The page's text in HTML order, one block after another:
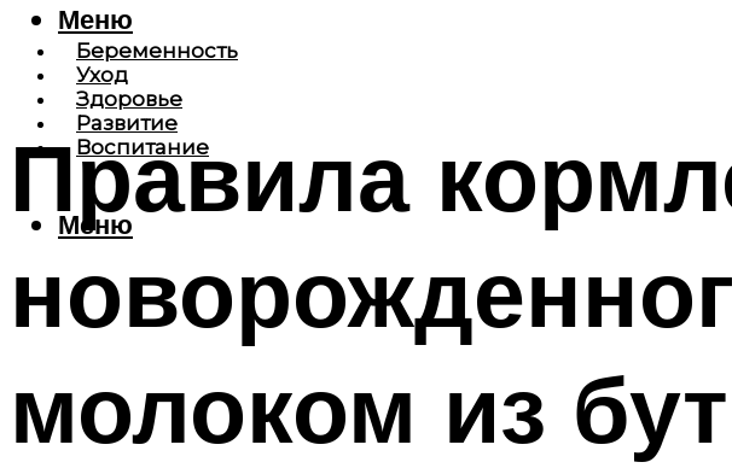
Беременность
Уход
Здоровье
Развитие
Воспитание
Меню
Меню
Правила
молоком из